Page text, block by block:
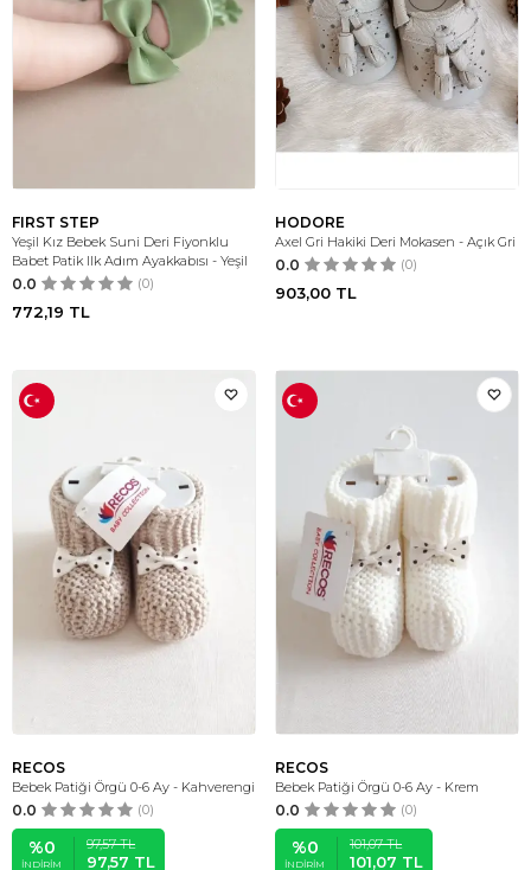
FIRST STEP
Yeşil Kız Bebek Suni Deri Fiyonklu
Babet Patik Ilk Adım Ayakkabısı - Yeşil
0.0 (0)
772,19 TL
HODORE
Axel Gri Hakiki Deri Mokasen - Açık Gri
0.0 (0)
903,00 TL
RECOS
Bebek Patiği Örgü 0-6 Ay - Kahverengi
0.0 (0)
%0
İNDIRIM
97,57TL
97,57 TL
RECOS
Bebek Patiği Örgü 0-6 Ay - Krem
0.0 (0)
%0
İNDIRIM
101,07TL
101,07 TL